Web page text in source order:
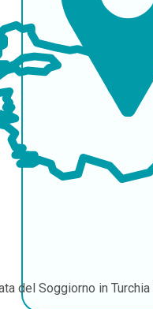
del Soggiorno in Turchia